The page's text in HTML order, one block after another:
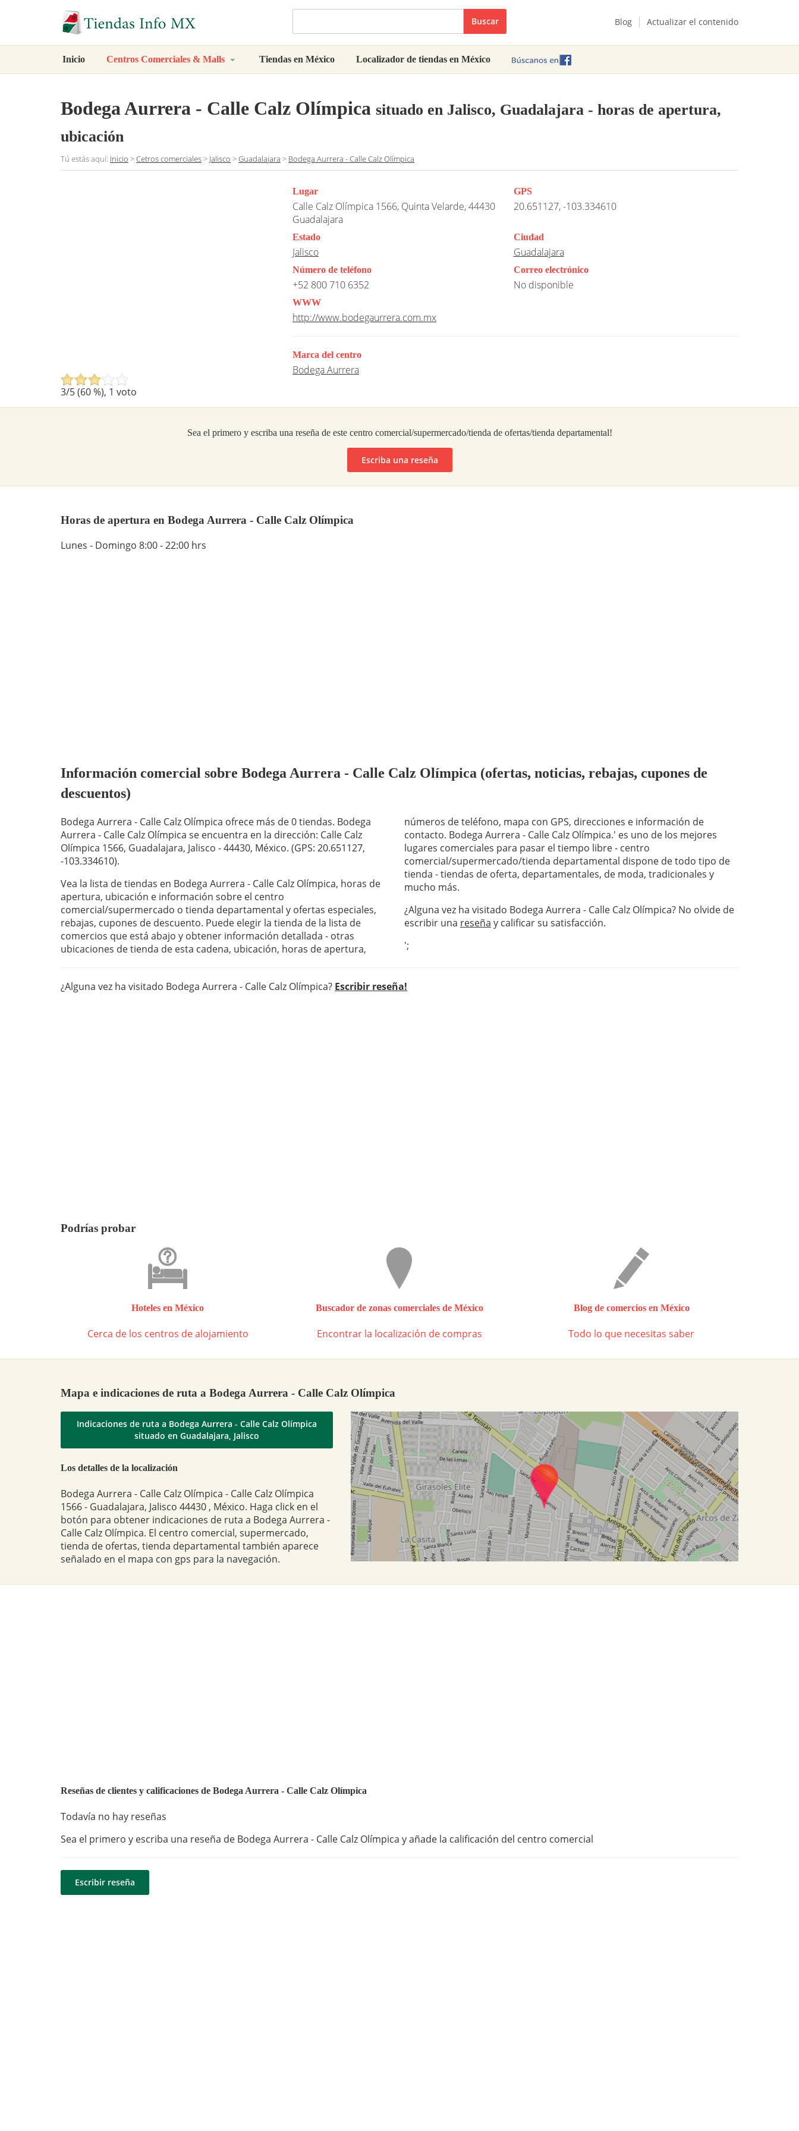
Buscar Blog Actualizar el contenido
Inicio Centros Comerciales & Malls Tiendas en México Localizador de tiendas en México
Bodega Aurrera - Calle Calz Olímpica situado en Jalisco, Guadalajara - horas de apertura,
ubicación
Tú estás aquí: Inicio >Cetros comerciales> Jalisco >Guadalajara > Bodega Aurrera - Calle Calz Olímpica
3/5 (60%), 1 voto
Lugar
Calle Calz Olímpica 1566, Quinta Velarde, 44430
Guadalajara
GPS
20.651127, -103.334610
Estado
Jalisco
Ciudad
Guadalajara
Número de teléfono
+52 800 710 6352
Correo electrónico
No disponible
WWW
http://www.bodegaurrera.com.mx
Marca del centro
Bodega Aurrera
Sea el primero y escriba una reseña de este centro comercial/supermercado/tienda de ofertas/tienda departamental!
Escriba una reseña
Horas de apertura en Bodega Aurrera - Calle Calz Olímpica
Lunes - Domingo 8:00 - 22:00 hrs
Información comercial sobre Bodega Aurrera - Calle Calz Olímpica (ofertas, noticias, rebajas, cupones de
descuentos)
Bodega Aurrera - Calle Calz Olímpica ofrece más de 0 tiendas. Bodega
Aurrera - Calle Calz Olímpica se encuentra en la dirección: Calle Calz
Olímpica 1566, Guadalajara, Jalisco - 44430, México. (GPS: 20.651127,
-103.334610).
Vea la lista de tiendas en Bodega Aurrera - Calle Calz Olímpica, horas de
apertura, ubicación e información sobre el centro
comercial/supermercado o tienda departamental y ofertas especiales,
rebajas, cupones de descuento. Puede elegir la tienda de la lista de
comercios que está abajo y obtener información detallada - otras
ubicaciones de tienda de esta cadena, ubicación, horas de apertura,
números de teléfono, mapa con GPS, direcciones e información de
contacto. Bodega Aurrera - Calle Calz Olímpica.' es uno de los mejores
lugares comerciales para pasar el tiempo libre - centro
comercial/supermercado/tienda departamental dispone de todo tipo de
tienda - tiendas de oferta, departamentales, de moda, tradicionales y
mucho más.
¿Alguna vez ha visitado Bodega Aurrera - Calle Calz Olímpica? No olvide de
escribir una reseña y calificar su satisfacción.
';
¿Alguna vez ha visitado Bodega Aurrera - Calle Calz Olímpica? Escribir reseña!
Podrías probar
Hoteles en México
Cerca de los centros de alojamiento
Buscador de zonas comerciales de México
Encontrar la localización de compras
Blog de comercios en México
Todo lo que necesitas saber
Mapa e indicaciones de ruta a Bodega Aurrera - Calle Calz Olímpica
Indicaciones de ruta a Bodega Aurrera - Calle Calz Olímpica
situado en Guadalajara, Jalisco
Los detalles de la localización
Bodega Aurrera - Calle Calz Olímpica - Calle Calz Olímpica
1566 - Guadalajara, Jalisco 44430 , México. Haga click en el
botón para obtener indicaciones de ruta a Bodega Aurrera -
Calle Calz Olímpica. El centro comercial, supermercado,
tienda de ofertas, tienda departamental también aparece
señalado en el mapa con gps para la navegación.
Reseñas de clientes y calificaciones de Bodega Aurrera - Calle Calz Olímpica
Todavía no hay reseñas
Sea el primero y escriba una reseña de Bodega Aurrera - Calle Calz Olímpica y añade la calificación del centro comercial
Escribir reseña